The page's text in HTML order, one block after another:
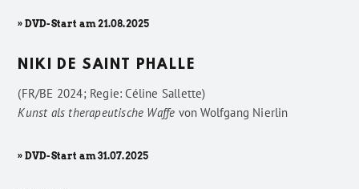
» DVD-Start am 21.08.2025
NIKI DE SAINT PHALLE
(FR/BE 2024; Regie: Céline Sallette)
Kunst als therapeutische Waffe vonWolfgang Nierlin
» DVD-Start am 31.07.2025